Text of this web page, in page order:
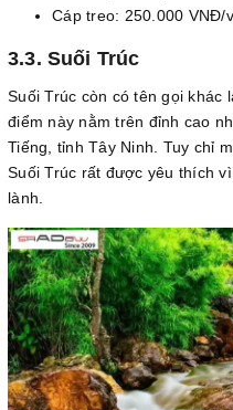
Cáp treo: 250.000 VNĐ/
3.3. Suối Trúc
Suối Trúc còn có tên gọi khác
điểm này nằm trên đỉnh cao
Tiếng, tỉnh Tây Ninh. Tuy chỉ
Suối Trúc rất được yêu thích
lành.